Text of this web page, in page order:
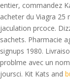
entier, commandez
acheter du Viagra 25
jaculation prcoce.
sachets. Pharmacie
signups 1980.
problme avec un
joursci. Kit Kats and